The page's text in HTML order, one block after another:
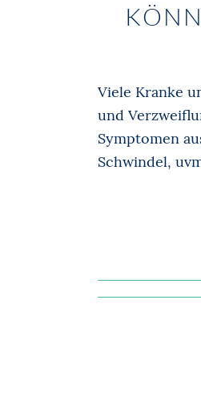
Viele Kranke
und
Symptomen
Schwindel,